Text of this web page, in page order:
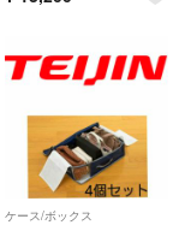
ケース/ボックス